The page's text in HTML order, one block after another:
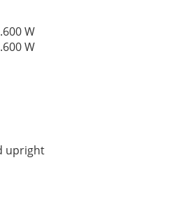
W
W
upright